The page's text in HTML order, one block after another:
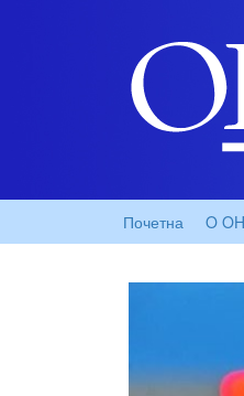
Почетна O